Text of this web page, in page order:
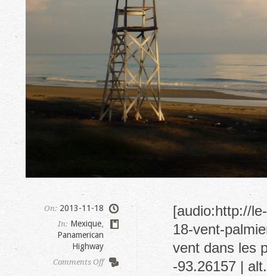
On: 2013-11-18
In: Mexique
Panamerican
Highway
Comments Offon
[audio:http://
18-vent-
vent dans les
-93.26157 |